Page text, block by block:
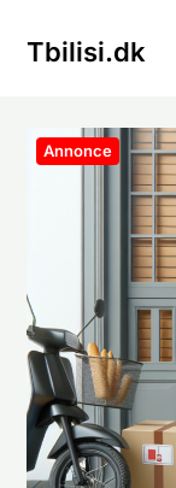
Tbilisi.dk
Annonce